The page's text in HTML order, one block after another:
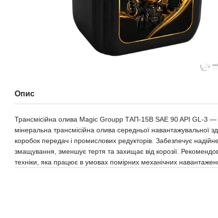
Опис
Трансмісійна олива Magic Groupp ТАП-15В SAE 90 API GL-3 —
мінеральна трансмісійна олива середньої навантажувальної
коробок передач і промислових редукторів. Забезпечує
змащування, зменшує тертя та захищає від корозії.
техніки, яка працює в умовах помірних механічних